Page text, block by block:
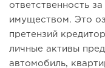
ответственность
имуществом. Это
претензий
личные активы
автомобиль,